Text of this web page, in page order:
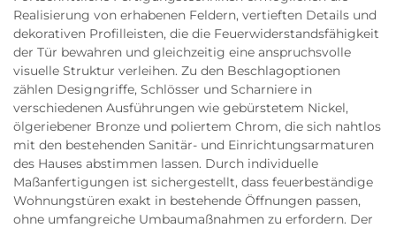
Realisierung von erhabenen Feldern, vertieften Details und
dekorativen Profilleisten, die die Feuerwiderstandsfähigkeit
der Tür bewahren und gleichzeitig eine anspruchsvolle
visuelle Struktur verleihen. Zu den Beschlagoptionen
zählen Designgriffe, Schlösser und Scharniere in
verschiedenen Ausführungen wie gebürstetem Nickel,
ölgeriebener Bronze und poliertem Chrom, die sich nahtlos
mit den bestehenden Sanitär- und Einrichtungsarmaturen
des Hauses abstimmen lassen. Durch individuelle
Maßanfertigungen ist sichergestellt, dass feuerbeständige
Wohnungstüren exakt in bestehende Öffnungen passen,
ohne umfangreiche Umbaumaßnahmen zu erfordern. Der